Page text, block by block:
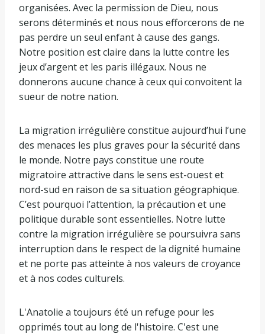
organisées. Avec la permission de Dieu, nous
serons déterminés et nous nous efforcerons de ne
pas perdre un seul enfant à cause des gangs.
Notre position est claire dans la lutte contre les
jeux d’argent et les paris illégaux. Nous ne
donnerons aucune chance à ceux qui convoitent la
sueur de notre nation.
La migration irrégulière constitue aujourd’hui l’une
des menaces les plus graves pour la sécurité dans
le monde. Notre pays constitue une route
migratoire attractive dans le sens est-ouest et
nord-sud en raison de sa situation géographique.
C’est pourquoi l’attention, la précaution et une
politique durable sont essentielles. Notre lutte
contre la migration irrégulière se poursuivra sans
interruption dans le respect de la dignité humaine
et ne porte pas atteinte à nos valeurs de croyance
et à nos codes culturels.
L'Anatolie a toujours été un refuge pour les
opprimés tout au long de l'histoire. C'est une